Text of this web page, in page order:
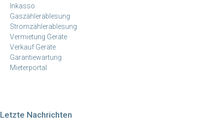
Inkasso
Gaszählerablesung
Stromzählerablesung
Vermietung Geräte
Verkauf Geräte
Garantiewartung
Mieterportal
Letzte Nachrichten